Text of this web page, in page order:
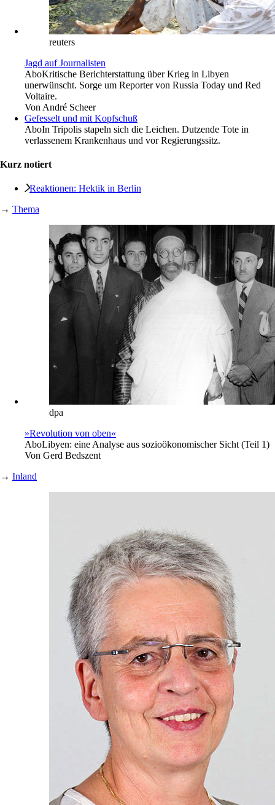
reuters
Jagd auf Journalisten
AboKritische Berichterstattung über Krieg in Libyen
unerwünscht. Sorge um Reporter von Russia Today und Red
Voltaire.
Von André Scheer
Gefesselt und mit Kopfschuß
AboIn Tripolis stapeln sich die Leichen. Dutzende Tote in
verlassenem Krankenhaus und vor Regierungssitz.
Kurz notiert
Reaktionen: Hektik in Berlin
→ Thema
dpa
»Revolution von oben«
AboLibyen: eine Analyse aus sozioökonomischer Sicht (Teil 1)
Von Gerd Bedszent
→ Inland